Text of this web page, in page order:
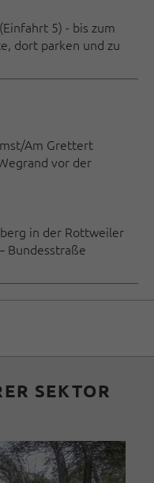
5) - bis zum
dort parken und zu
Am Grettert
vor der
in der Rottweiler
Bundesstraße
SEKTOR